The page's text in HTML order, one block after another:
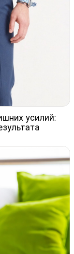
усилий: